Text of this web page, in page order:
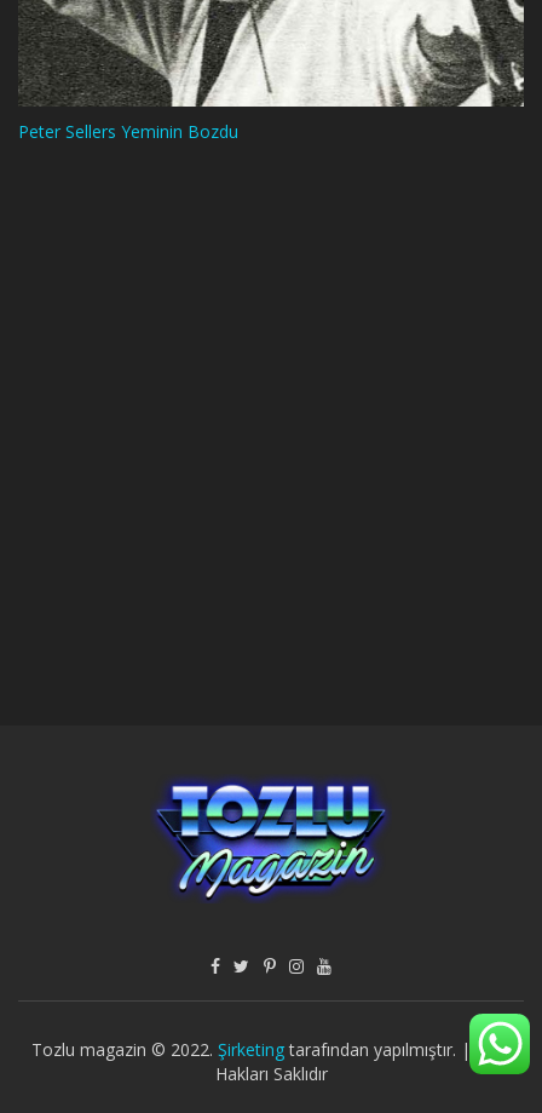
Peter Sellers Yeminin Bozdu
Tozlu magazin © 2022. Şirketingtarafından yapılmıştır. | Tüm
Hakları Saklıdır